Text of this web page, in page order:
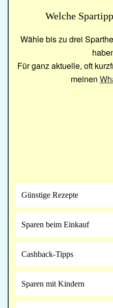
Welche
Wähle bis zu drei
Für ganz aktuelle, oft
meinen
Günstige Rezepte
Sparen beim Einkauf
Cashback-Tipps
Sparen mit Kindern